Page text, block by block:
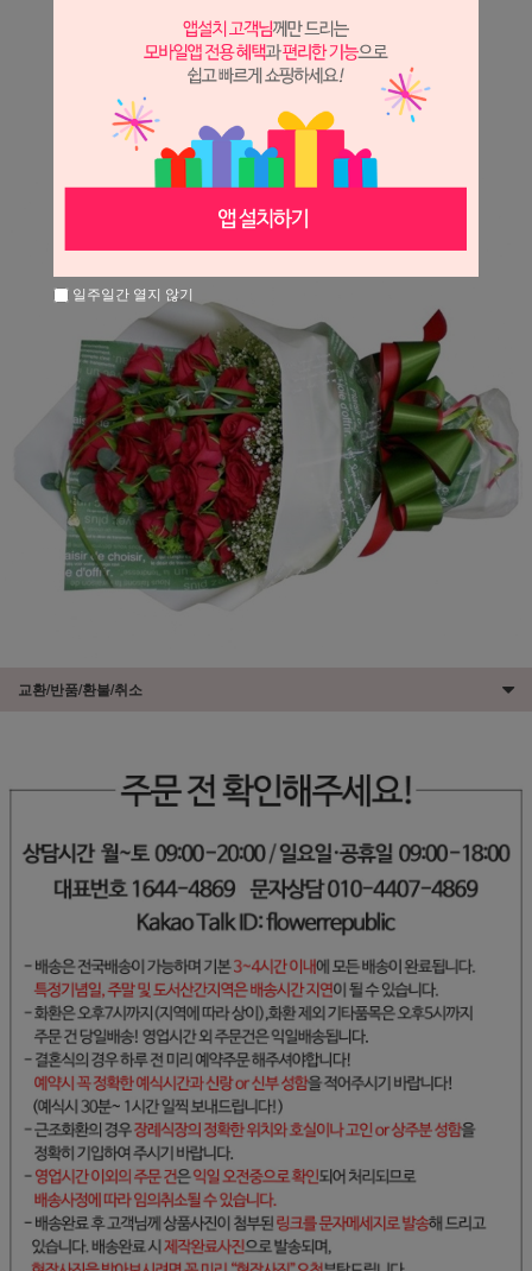
※ 필독해주세요 ※
장미는 시세 변동에 따라 가격이 달라질 수 있으니
문의 후 주문 바랍니다.
교환/반품/환불/취소
일주일간 열지 않기